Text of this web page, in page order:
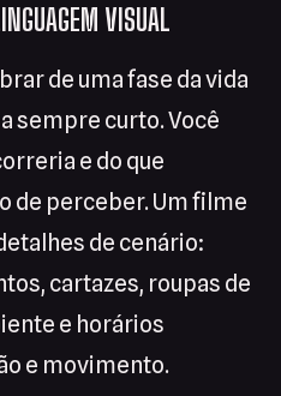
VISUAL
de uma fase da vida
sempre curto. Você
e do que
de perceber. Um filme
de cenário:
cartazes, roupas de
e horários
e movimento.